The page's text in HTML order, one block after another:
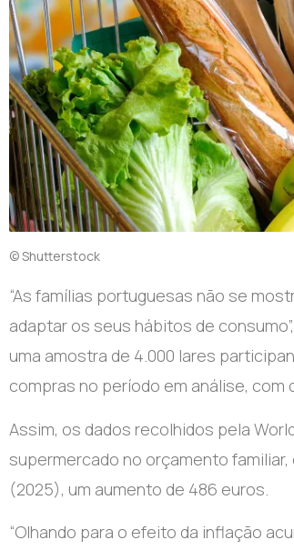
© Shutterstock
“As famílias portuguesas não se
adaptar os seus hábitos de
uma amostra de 4.000 lares
compras no período em análise, com
Assim, os dados recolhidos pela
supermercado no orçamento familiar,
(2025), um aumento de 486 euros.
“Olhando para o efeito da inflação